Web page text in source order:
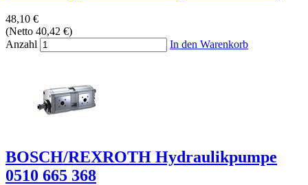
48,10 €
(Netto 40,42 €)
Anzahl
In den Warenkorb
BOSCH/REXROTH Hydraulikpumpe
0510 665 368